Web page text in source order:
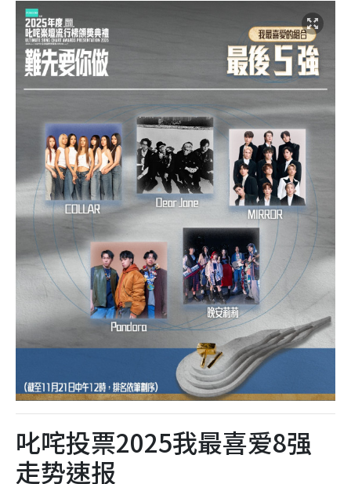
叱咤投票2025我最喜爱8强
走势速报